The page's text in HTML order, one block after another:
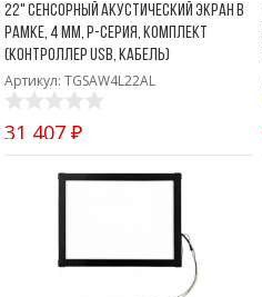
22" Сенсорный акустический экран в
рамке, 4 мм, P-серия, комплект
(контроллер USB, кабель)
Артикул: TGSAW4L22AL
31 407 ₽